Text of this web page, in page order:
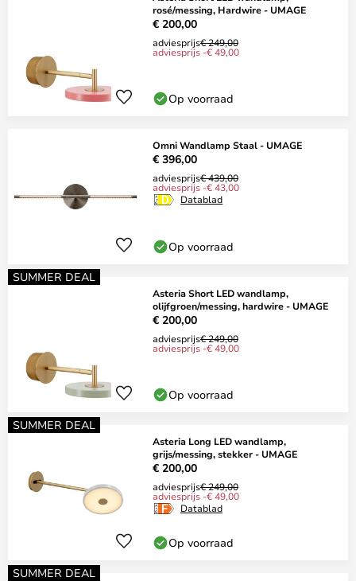
rosé/messing, Hardwire - UMAGE
€ 200,00
adviesprijs€ 249,00
adviesprijs -€ 49,00
Op voorraad
Omni Wandlamp Staal - UMAGE
€ 396,00
adviesprijs€ 439,00
adviesprijs -€ 43,00
Datablad
Op voorraad
SUMMER DEAL
Asteria Short LED wandlamp,
olijfgroen/messing, hardwire - UMAGE
€ 200,00
adviesprijs€ 249,00
adviesprijs -€ 49,00
Op voorraad
SUMMER DEAL
Asteria Long LED wandlamp,
grijs/messing, stekker - UMAGE
€ 200,00
adviesprijs€ 249,00
adviesprijs -€ 49,00
Datablad
Op voorraad
SUMMER DEAL